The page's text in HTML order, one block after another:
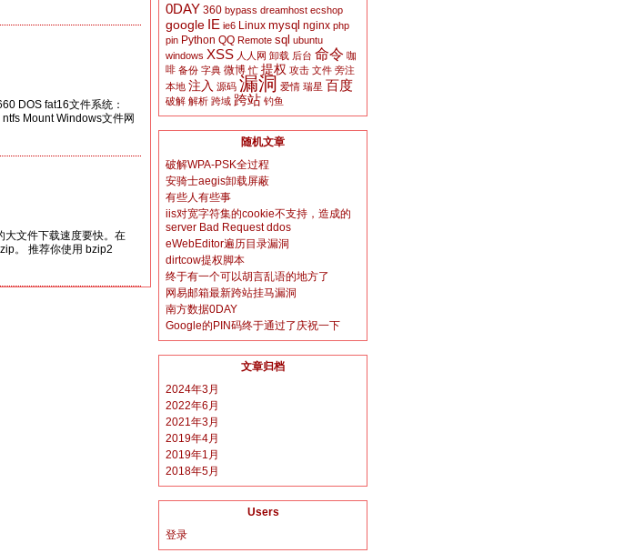
DOS fat16文件系统：
Mount Windows文件网
大文件下载速度要快。在
。 推荐你使用 bzip2
0DAY 360 bypass dreamhost ecshop
google IE ie6 Linux mysql nginx php
pin Python QQ Remote sql ubuntu
windows XSS 人人网 卸载 后台 命令 咖
啡 备份 字典 微博 忙 提权 攻击 文件 旁注
本地 注入 源码 漏洞 爱情 瑞星 百度
破解 解析 跨域 跨站 钓鱼
随机文章
破解WPA-PSK全过程
安骑士aegis卸载屏蔽
有些人有些事
iis对宽字符集的cookie不支持，造成的
server Bad Request ddos
eWebEditor遍历目录漏洞
dirtcow提权脚本
终于有一个可以胡言乱语的地方了
网易邮箱最新跨站挂马漏洞
南方数据0DAY
Google的PIN码终于通过了庆祝一下
文章归档
2024年3月
2022年6月
2021年3月
2019年4月
2019年1月
2018年5月
Users
登录